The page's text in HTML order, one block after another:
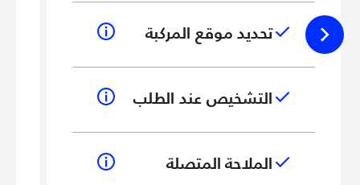
تحديد موقع المركبة
التشخيص عند الطلب
الملاحة المتصلة